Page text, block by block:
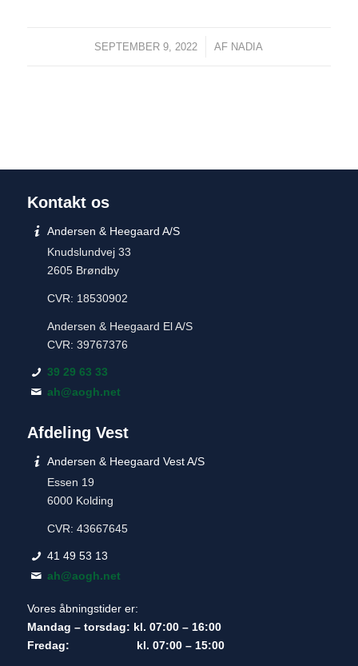
SEPTEMBER 9, 2022
/ AF NADIA
Kontakt os
Andersen & Heegaard A/S
Knudslundvej 33
2605 Brøndby
CVR: 18530902
Andersen & Heegaard El A/S
CVR: 39767376
39 29 63 33
ah@aogh.net
Afdeling Vest
Andersen & Heegaard Vest A/S
Essen 19
6000 Kolding
CVR: 43667645
41 49 53 13
ah@aogh.net
Vores åbningstider er:
Mandag – torsdag: kl. 07:00 – 16:00
Fredag: kl. 07:00 – 15:00